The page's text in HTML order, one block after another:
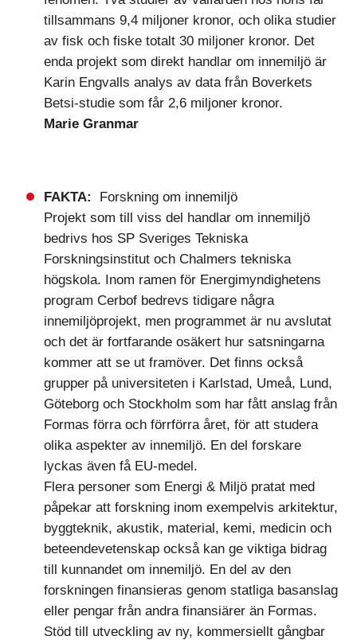
tillsammans 9,4 miljoner kronor, och olika studier
av fisk och fiske totalt 30 miljoner kronor. Det
enda projekt som direkt handlar om innemiljö är
Karin Engvalls analys av data från Boverkets
Betsi-studie som får 2,6 miljoner kronor.
Marie Granmar
FAKTA:
Forskning om innemiljö
Projekt som till viss del handlar om innemiljö
bedrivs hos SP Sveriges Tekniska
Forskningsinstitut och Chalmers tekniska
högskola. Inom ramen för Energimyndighetens
program Cerbof bedrevs tidigare några
innemiljöprojekt, men programmet är nu avslutat
och det är fortfarande osäkert hur satsningarna
kommer att se ut framöver. Det finns också
grupper på universiteten i Karlstad, Umeå, Lund,
Göteborg och Stockholm som har fått anslag från
Formas förra och förrförra året, för att studera
olika aspekter av innemiljö. En del forskare
lyckas även få EU-medel.
Flera personer som Energi & Miljö pratat med
påpekar att forskning inom exempelvis arkitektur,
byggteknik, akustik, material, kemi, medicin och
beteendevetenskap också kan ge viktiga bidrag
till kunnandet om innemiljö. En del av den
forskningen finansieras genom statliga basanslag
eller pengar från andra finansiärer än Formas.
Stöd till utveckling av ny, kommersiellt gångbar